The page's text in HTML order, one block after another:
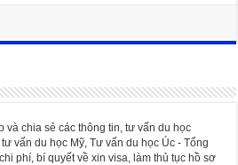
và chia sẻ các thông tin, tư vấn du học
vấn du học Mỹ, Tư vấn du học Úc - Tổng
phí, bí quyết về xin visa, làm thủ tục hồ sơ